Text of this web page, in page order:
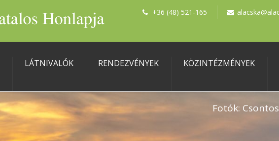
+36 (48) 521-165
LÁTNIVALÓK RENDEZVÉNYEK KÖZINTÉZMÉNYEK
Fotók: